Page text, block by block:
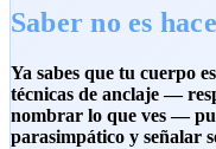
Saber no es
Ya sabes que tu cuerpo
técnicas de anclaje —
nombrar lo que ves —
parasimpático y señalar